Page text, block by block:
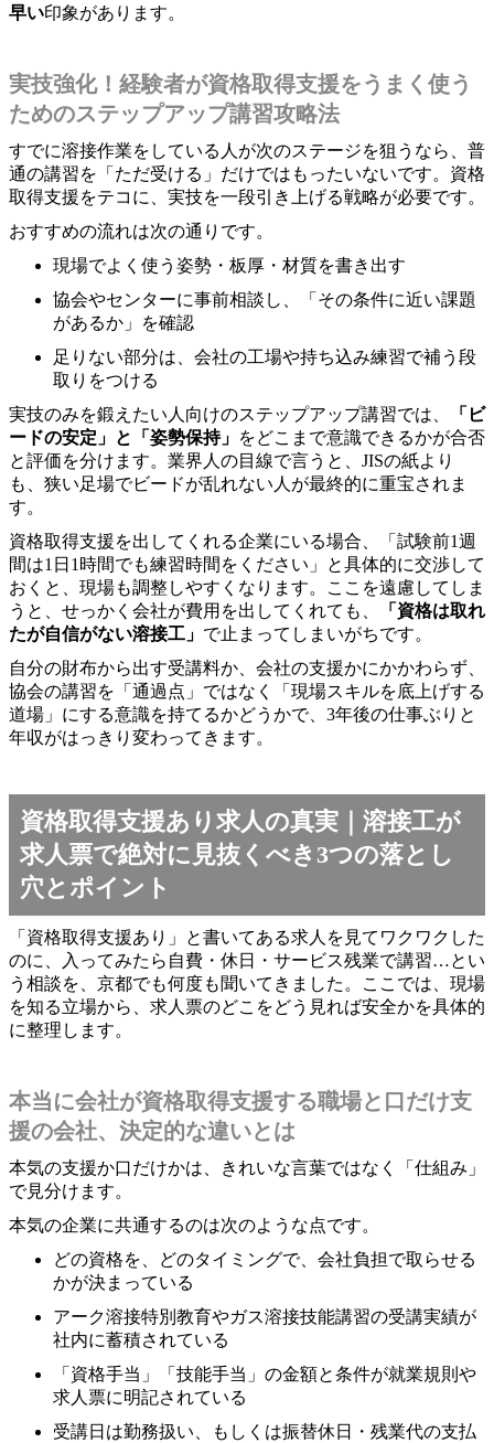
早い印象があります。
実技強化！経験者が資格取得支援をうまく使う
ためのステップアップ講習攻略法
すでに溶接作業をしている人が次のステージを狙うなら、普
通の講習を「ただ受ける」だけではもったいないです。資格
取得支援をテコに、実技を一段引き上げる戦略が必要です。
おすすめの流れは次の通りです。
現場でよく使う姿勢・板厚・材質を書き出す
協会やセンターに事前相談し、「その条件に近い課題
があるか」を確認
足りない部分は、会社の工場や持ち込み練習で補う段
取りをつける
実技のみを鍛えたい人向けのステップアップ講習では、
「ビ
ードの安定」と「姿勢保持」 をどこまで意識できるかが合否
と評価を分けます。業界人の目線で言うと、JISの紙より
も、狭い足場でビードが乱れない人が最終的に重宝されま
す。
資格取得支援を出してくれる企業にいる場合、「試験前1週
間は1日1時間でも練習時間をください」と具体的に交渉して
おくと、現場も調整しやすくなります。ここを遠慮してしま
うと、せっかく会社が費用を出してくれても、
「資格は取れ
たが自信がない溶接工」 で止まってしまいがちです。
自分の財布から出す受講料か、会社の支援かにかかわらず、
協会の講習を「通過点」ではなく「現場スキルを底上げする
道場」にする意識を持てるかどうかで、3年後の仕事ぶりと
年収がはっきり変わってきます。
資格取得支援あり求人の真実｜溶接工が
求人票で絶対に見抜くべき3つの落とし
穴とポイント
「資格取得支援あり」と書いてある求人を見てワクワクした
のに、入ってみたら自費・休日・サービス残業で講習…とい
う相談を、京都でも何度も聞いてきました。ここでは、現場
を知る立場から、求人票のどこをどう見れば安全かを具体的
に整理します。
本当に会社が資格取得支援する職場と口だけ支
援の会社、決定的な違いとは
本気の支援か口だけかは、きれいな言葉ではなく「仕組み」
で見分けます。
本気の企業に共通するのは次のような点です。
どの資格を、どのタイミングで、会社負担で取らせる
かが決まっている
アーク溶接特別教育やガス溶接技能講習の受講実績が
社内に蓄積されている
「資格手当」「技能手当」の金額と条件が就業規則や
求人票に明記されている
受講日は勤務扱い、もしくは振替休日・残業代の支払